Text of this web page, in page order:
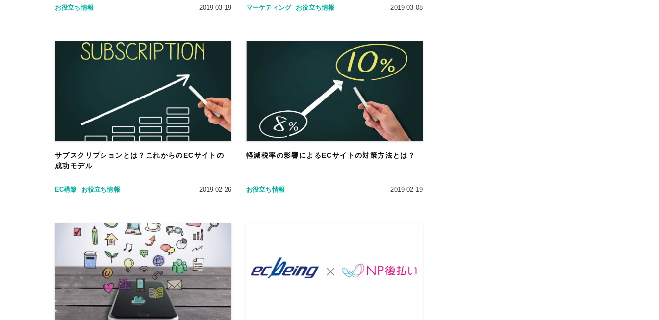
お役立ち情報 2019-03-19 マーケティング お役立ち情報 2019-03-08
サブスクリプションとは？これからのECサイトの
成功モデル
EC構築 お役立ち情報 2019-02-26
軽減税率の影響によるECサイトの対策方法とは？
お役立ち情報 2019-02-19